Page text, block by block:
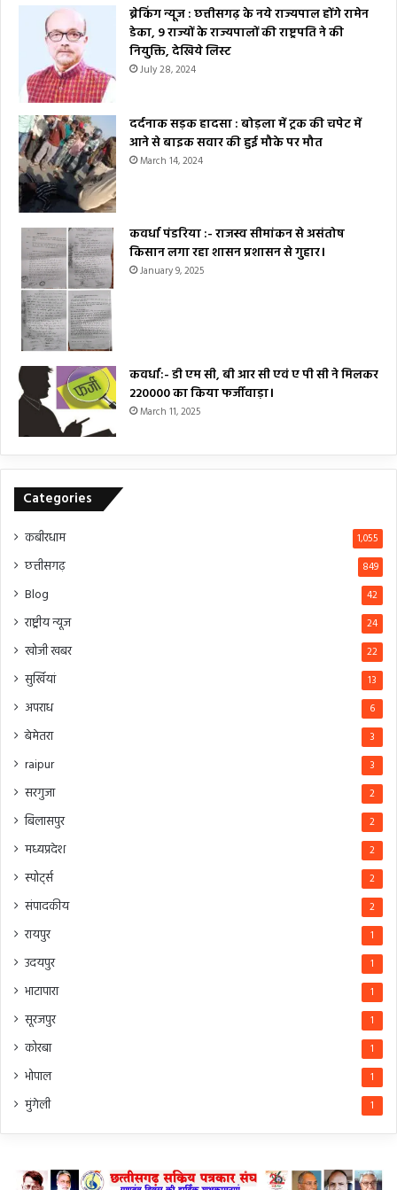
ब्रेकिंग न्यूज : छत्तीसगढ़ के नये राज्यपाल होंगे रामेन
डेका, 9 राज्यों के राज्यपालों की राष्ट्रपति ने की
नियुक्ति, देखिये लिस्ट
July 28, 2024
दर्दनाक सड़क हादसा : बोड़ला में ट्रक की चपेट में
आने से बाइक सवार की हुई मौके पर मौत
March 14, 2024
कवर्धा पंडरिया :- राजस्व सीमांकन से असंतोष
किसान लगा रहा शासन प्रशासन से गुहार।
January 9, 2025
कवर्धा:- डी एम सी, बी आर सी एवं ए पी सी ने मिलकर
₹220000 का किया फर्जीवाड़ा।
March 11, 2025
Categories
कबीरधाम 1,055
छत्तीसगढ़ 849
Blog 42
राष्ट्रीय न्यूज 24
खोजी खबर 22
सुर्खियां 13
अपराध 6
बेमेतरा 3
raipur 3
सरगुजा 2
बिलासपुर 2
मध्यप्रदेश 2
स्पोर्ट्स 2
संपादकीय 2
रायपुर 1
उदयपुर 1
भाटापारा 1
सूरजपुर 1
कोरबा 1
भोपाल 1
मुंगेली 1